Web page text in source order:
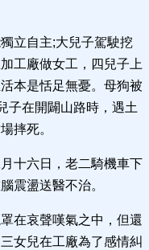
立自主;大兒子駕駛挖
工廠做女工，四兒子上
本是恬足無憂。母狗被
子在開闢山路時，遇土
摔死。
十六日，老二騎機車下
震盪送醫不治。
在哀聲嘆氣之中，但還
女兒在工廠為了感情糾